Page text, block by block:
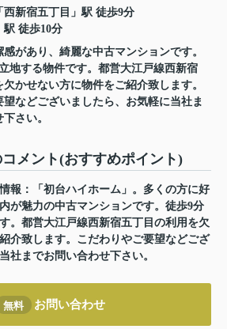
西新宿五丁目 」駅 徒歩9分
駅 徒歩10分
があり、綺麗な中古マンションです。
地する物件です。都営大江戸線西新宿
かせない方に物件をご紹介致します。
望などございましたら、お気軽に当社ま
さい。
メント(おすすめポイント)
報：「初台ハイホーム」。多くの方に好
が魅力の中古マンションです。徒歩9分
。都営大江戸線西新宿五丁目の利用を欠
介致します。こだわりやご要望などござ
社までお問い合わせ下さい。
無料 お問い合わせ